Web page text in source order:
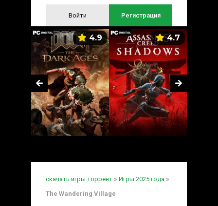
Войти Регистрация
4.9 4.7
скачать игры торрент » Игры 2025 года »
The Wandering Village